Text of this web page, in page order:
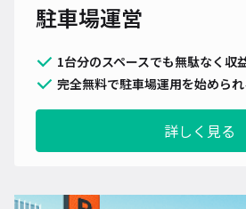
駐車場運営
1台分のスペースでも無駄なく収
完全無料で駐車場運用を始められ
詳しく見る